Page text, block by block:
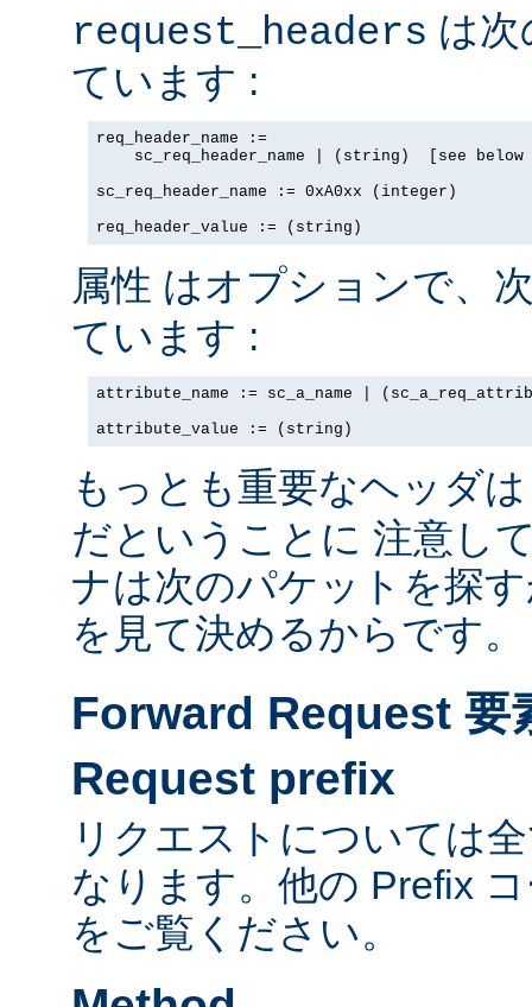
request_headers は
ています :
req_header_name :=
sc_req_header_name | (string)  [see below
sc_req_header_name := 0xA0xx (integer)
req_header_value := (string)
属性 はオプションで、
ています :
attribute_name := sc_a_name |
attribute_value := (string)
もっとも重要なヘッダ
だということに 注意し
ナは次のパケットを探
を見て決めるからです。
Forward Request 要
Request prefix
リクエストについては
なります。他の Prefix
をご覧ください。